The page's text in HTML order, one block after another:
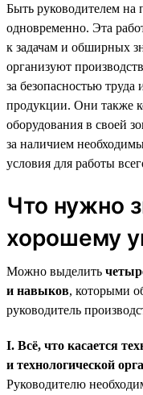
Быть руководителем на
одновременно. Эта
к задачам и обширных
организуют
за безопасностью труда
продукции. Они также
оборудования в своей
за наличием
условия для работы
Что нужно
хорошему
Можно выделить
и навыков, которыми
руководитель
I. Всё, что касается
и технологической
Руководителю